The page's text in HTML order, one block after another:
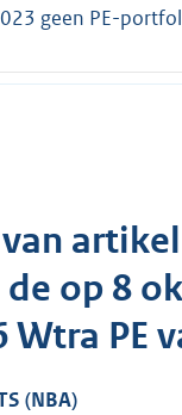
geen PE-
op 8
PE
(NBA)